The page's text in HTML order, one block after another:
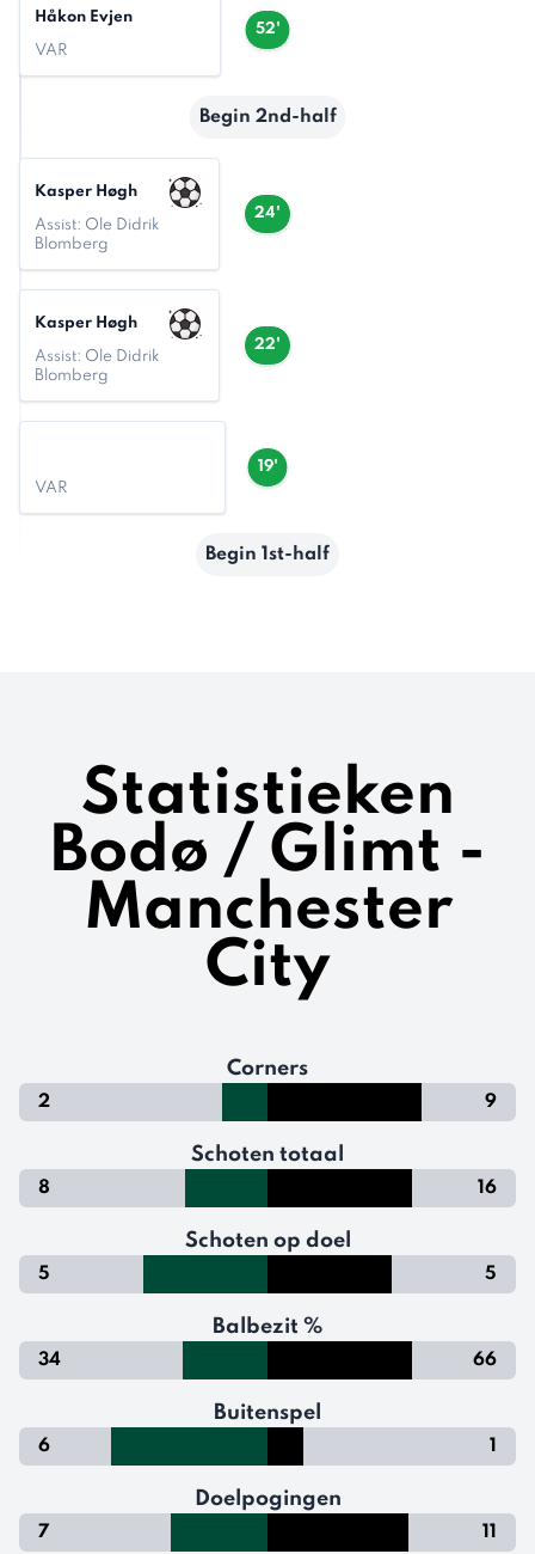
52'
Håkon Evjen
VAR
Begin 2nd-half
24'
Kasper Høgh
Assist: Ole Didrik
Blomberg
22'
Kasper Høgh
Assist: Ole Didrik
Blomberg
19'
VAR
Begin 1st-half
Statistieken
Bodø / Glimt -
Manchester
City
Corners
2 9
Schoten totaal
8 16
Schoten op doel
5 5
Balbezit %
34 66
Buitenspel
6 1
Doelpogingen
7 11